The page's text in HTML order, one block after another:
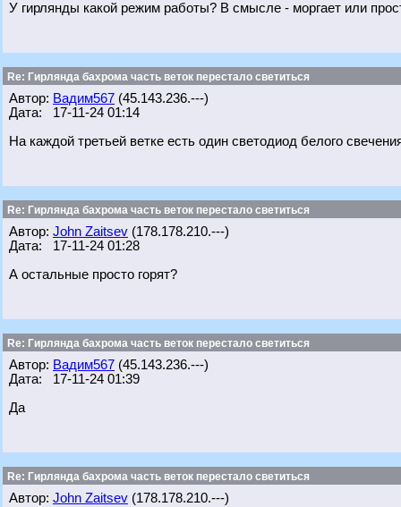
У гирлянды какой режим работы? В смысле - моргает или
Re: Гирлянда бахрома часть веток перестало светиться
Автор: Вадим567 (45.143.236.---)
Дата: 17-11-24 01:14
На каждой третьей ветке есть один светодиод белого
Re: Гирлянда бахрома часть веток перестало светиться
Автор: John Zaitsev (178.178.210.---)
Дата: 17-11-24 01:28
А остальные просто горят?
Re: Гирлянда бахрома часть веток перестало светиться
Автор: Вадим567 (45.143.236.---)
Дата: 17-11-24 01:39
Да
Re: Гирлянда бахрома часть веток перестало светиться
Автор: John Zaitsev (178.178.210.---)